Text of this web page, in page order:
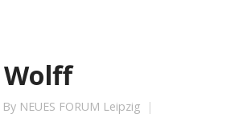
By NEUES FORUM Leipzig